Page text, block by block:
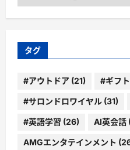
ゴ
ー
タグ
#アウトドア (21) #ギフト
#サロンドロワイヤル (31)
#英語学習 (26) AI英会話
AMGエンタテインメント